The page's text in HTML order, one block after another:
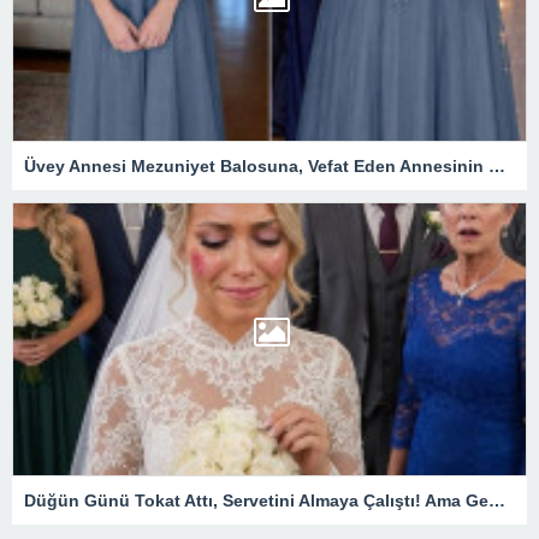
Üvey Annesi Mezuniyet Balosuna, Vefat Eden Annesinin Diktiği Elbisenin Aynısıyla Geldi! Ama O Gece Ortaya Çıkan Gerçek Herkesi Derinden Etkiledi
Düğün Günü Tokat Attı, Servetini Almaya Çalıştı! Ama Genç Kadının Tek Hamlesi Her Şeyi Tersine Çevirdi